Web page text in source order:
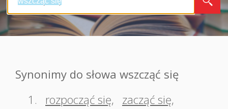
Synonimy do słowa wszcząć się
1.
rozpocząć się, zacząć się,